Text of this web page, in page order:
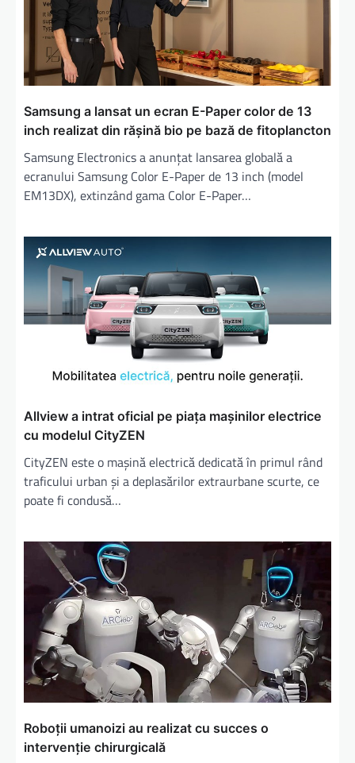
Samsung a lansat un ecran E-Paper color de 13
inch realizat din rășină bio pe bază de fitoplancton
Samsung Electronics a anunțat lansarea globală a
ecranului Samsung Color E-Paper de 13 inch (model
EM13DX), extinzând gama Color E-Paper…
Allview a intrat oficial pe piața mașinilor electrice
cu modelul CityZEN
CityZEN este o mașină electrică dedicată în primul rând
traficului urban și a deplasărilor extraurbane scurte, ce
poate fi condusă…
Roboții umanoizi au realizat cu succes o
intervenție chirurgicală